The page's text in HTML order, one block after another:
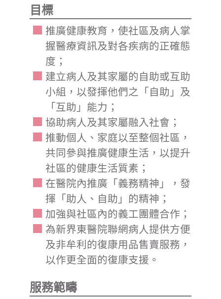
目標
推廣健康教育，使社區及病人掌
握醫療資訊及對各疾病的正確態
度；
建立病人及其家屬的自助或互助
小組，以發揮他們之「自助」及
「互助」能力；
協助病人及其家屬融入社會；
推動個人、家庭以至整個社區，
共同參與推廣健康生活，以提升
社區的健康生活質素；
在醫院內推廣「義務精神」，發
揮「助人、自助」的精神；
加強與社區內的義工團體合作；
為新界東醫院聯網病人提供方便
及非牟利的復康用品售賣服務，
以作更全面的復康支援。
服務範疇